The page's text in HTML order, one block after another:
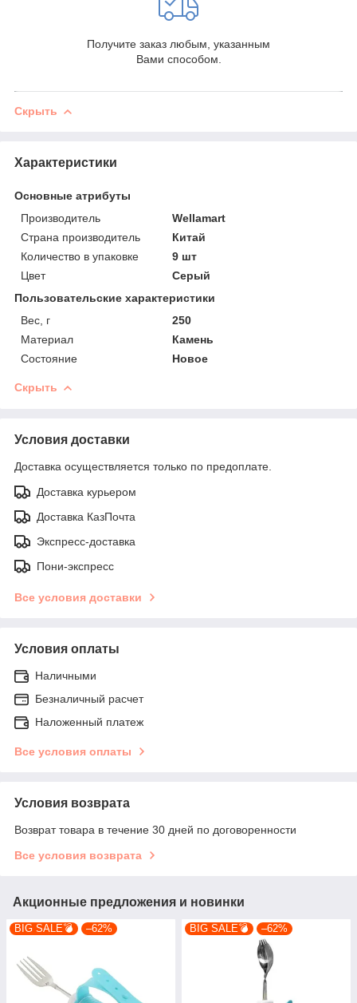
Получите заказ любым, указанным
Вами способом.
Скрыть
Характеристики
Основные атрибуты
Производитель
Wellamart
Страна производитель
Китай
Количество в упаковке
9 шт
Цвет
Серый
Пользовательские характеристики
Вес, г
250
Материал
Камень
Состояние
Новое
Скрыть
Условия доставки
Доставка осуществляется только по предоплате.
Доставка курьером
Доставка КазПочта
Экспресс-доставка
Пони-экспресс
Все условия доставки
Условия оплаты
Наличными
Безналичный расчет
Наложенный платеж
Все условия оплаты
Условия возврата
Возврат товара в течение 30 дней по договоренности
Все условия возврата
Акционные предложения и новинки
BIG SALE💣 –62% BIG SALE💣 –62%